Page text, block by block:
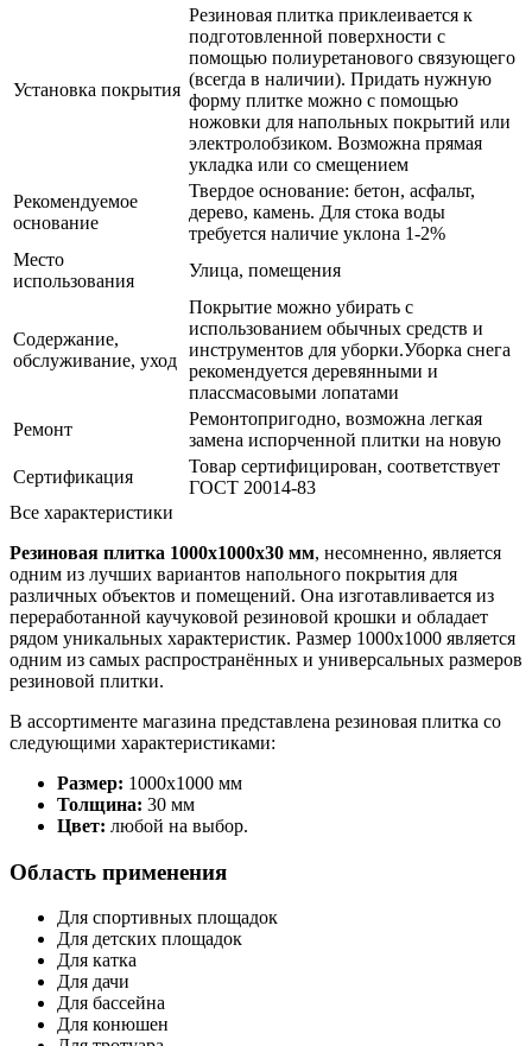
Установка покрытия
Резиновая плитка приклеивается к
подготовленной поверхности с
помощью полиуретанового связующего
(всегда в наличии). Придать нужную
форму плитке можно с помощью
ножовки для напольных покрытий или
электролобзиком. Возможна прямая
укладка или со смещением
Рекомендуемое
основание
Твердое основание: бетон, асфальт,
дерево, камень. Для стока воды
требуется наличие уклона 1-2%
Место
использования
Улица, помещения
Содержание,
обслуживание, уход
Покрытие можно убирать с
использованием обычных средств и
инструментов для уборки.Уборка снега
рекомендуется деревянными и
плассмасовыми лопатами
Ремонт
Ремонтопригодно, возможна легкая
замена испорченной плитки на новую
Сертификация
Товар сертифицирован, соответствует
ГОСТ 20014-83
Все характеристики
Резиновая плитка 1000x1000x30 мм, несомненно, является
одним из лучших вариантов напольного покрытия для
различных объектов и помещений. Она изготавливается из
переработанной каучуковой резиновой крошки и обладает
рядом уникальных характеристик. Размер 1000x1000 является
одним из самых распространённых и универсальных размеров
резиновой плитки.
В ассортименте магазина представлена резиновая плитка со
следующими характеристиками:
Размер: 1000х1000 мм
Толщина: 30 мм
Цвет: любой на выбор.
Область применения
Для спортивных площадок
Для детских площадок
Для катка
Для дачи
Для бассейна
Для конюшен